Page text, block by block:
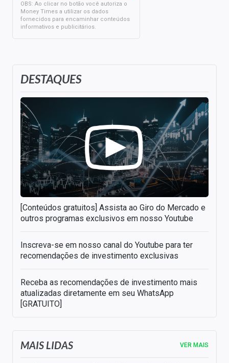
DESTAQUES
[Conteúdos gratuitos] Assista ao Giro do Mercado e
outros programas exclusivos em nosso Youtube
Inscreva-se em nosso canal do Youtube para ter
recomendações de investimento exclusivas
Receba as recomendações de investimento mais
atualizadas diretamente em seu WhatsApp
[GRATUITO]
OBS: Ao clicar no botão você autoriza o
Money Times a utilizar os dados
fornecidos para encaminhar conteúdos
informativos e publicitários.
MAIS LIDAS VER MAIS